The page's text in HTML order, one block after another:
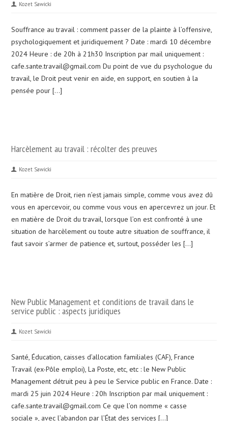
Kozet Sawicki
Souffrance au travail : comment passer de la plainte à l’offensive,
psychologiquement et juridiquement ? Date : mardi 10 décembre
2024 Heure : de 20h à 21h30 Inscription par mail uniquement :
cafe.sante.travail@gmail.com Du point de vue du psychologue du
travail, le Droit peut venir en aide, en support, en soutien à la
pensée pour […]
Harcèlement au travail : récolter des preuves
Kozet Sawicki
En matière de Droit, rien n’est jamais simple, comme vous avez dû
vous en apercevoir, ou comme vous vous en apercevrez un jour. Et
en matière de Droit du travail, lorsque l’on est confronté à une
situation de harcèlement ou toute autre situation de souffrance, il
faut savoir s’armer de patience et, surtout, posséder les […]
New Public Management et conditions de travail dans le
service public : aspects juridiques
Kozet Sawicki
Santé, Éducation, caisses d’allocation familiales (CAF), France
Travail (ex-Pôle emploi), La Poste, etc, etc : le New Public
Management détruit peu à peu le Service public en France. Date :
mardi 25 juin 2024 Heure : 20h Inscription par mail uniquement :
cafe.sante.travail@gmail.com Ce que l’on nomme « casse
sociale », avec l’abandon par l’État des services […]